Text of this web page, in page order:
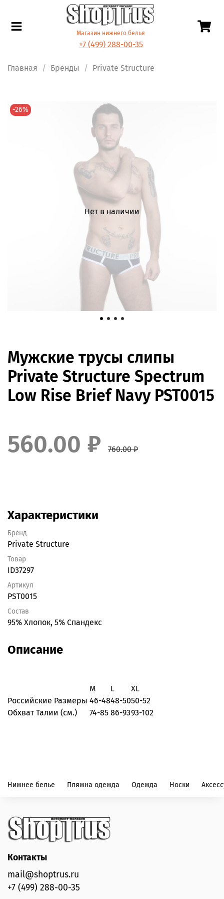
Магазин нижнего белья
+7 (499) 288-00-35
Главная Бренды Private Structure
Нет в наличии
-26%
Мужские трусы слипы
Private Structure Spectrum
Low Rise Brief Navy PST0015
560.00 ₽ 760.00 ₽
Характеристики
Бренд
Private Structure
Товар
ID37297
Артикул
PST0015
Состав
95% Хлопок, 5% Спандекс
Описание
M L
XL
Российские Размеры 46-4848-5050-52
Обхват Талии (см.)
74-85 86-9393-102
Нижнее белье Пляжна одежда Одежда Носки
Контакты
mail@shoptrus.ru
+7 (499) 288-00-35